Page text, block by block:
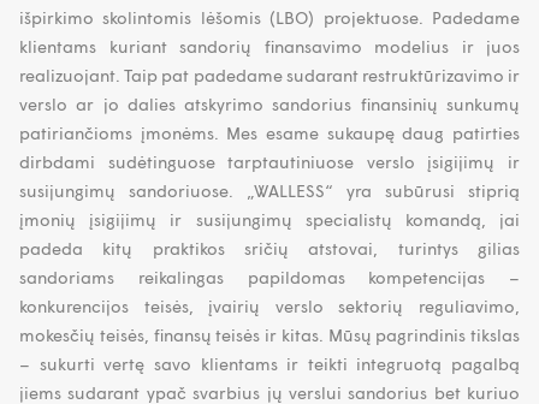
išpirkimo skolintomis lėšomis (LBO) projektuose. Padedame
klientams kuriant sandorių finansavimo modelius ir juos
realizuojant. Taip pat padedame sudarant restruktūrizavimo ir
verslo ar jo dalies atskyrimo sandorius finansinių sunkumų
patiriančioms įmonėms. Mes esame sukaupę daug patirties
dirbdami sudėtinguose tarptautiniuose verslo įsigijimų ir
susijungimų sandoriuose. „WALLESS“ yra subūrusi stiprią
įmonių įsigijimų ir susijungimų specialistų komandą, jai
padeda kitų praktikos sričių atstovai, turintys gilias
sandoriams reikalingas papildomas kompetencijas –
konkurencijos teisės, įvairių verslo sektorių reguliavimo,
mokesčių teisės, finansų teisės ir kitas. Mūsų pagrindinis tikslas
– sukurti vertę savo klientams ir teikti integruotą pagalbą
jiems sudarant ypač svarbius jų verslui sandorius bet kuriuo